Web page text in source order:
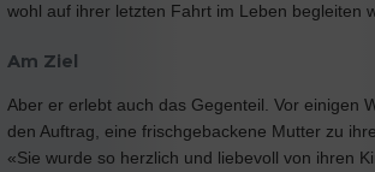
wohl auf ihrer letzten Fahrt im Leben begleiten
Am Ziel
Aber er erlebt auch das Gegenteil. Vor einigen
den Auftrag, eine frischgebackene Mutter zu
«Sie wurde so herzlich und liebevoll von ihren